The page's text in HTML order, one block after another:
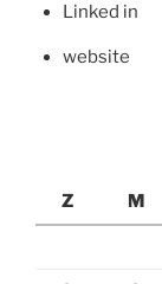
Linked in
website
Z
M